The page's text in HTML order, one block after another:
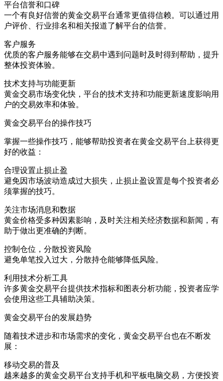
平台信誉和口碑
一个有良好信誉的黄金交易平台通常更值得信赖。可以通过用
户评价、行业排名和相关报道了解平台的信誉。
客户服务
优质的客户服务能够在交易中遇到问题时及时得到帮助，提升
整体投资体验。
技术支持与功能更新
黄金交易市场变化快，平台的技术支持和功能更新速度影响用
户的交易效率和体验。
黄金交易平台的操作技巧
掌握一些操作技巧，能够帮助投资者在黄金交易平台上获得更
好的收益：
合理设置止损止盈
避免因市场波动造成过大损失，止损止盈设置是每个投资者必
须掌握的技巧。
关注市场消息和数据
黄金价格受多种因素影响，及时关注相关经济数据和新闻，有
助于做出更准确的判断。
控制仓位，分散投资风险
避免单笔投入过大，分散持仓能够降低风险。
利用技术分析工具
许多黄金交易平台提供技术指标和图表分析功能，投资者应学
会使用这些工具辅助决策。
黄金交易平台的发展趋势
随着技术进步和市场需求的变化，黄金交易平台也在不断发
展：
移动交易的普及
越来越多的黄金交易平台支持手机和平板电脑交易，方便投资